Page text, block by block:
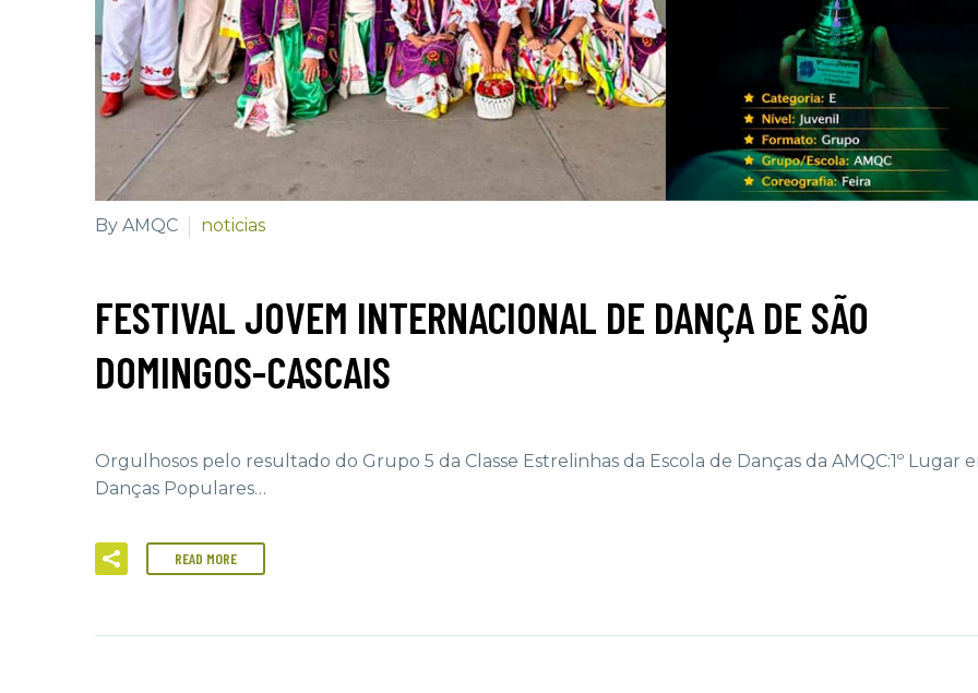
By AMQC noticias
FESTIVAL JOVEM INTERNACIONAL DE DANÇA DE SÃO
DOMINGOS-CASCAIS
Orgulhosos pelo resultado do Grupo 5 da Classe Estrelinhas da Escola de Danças da AMQC:1º Lugar
Danças Populares…
READ MORE